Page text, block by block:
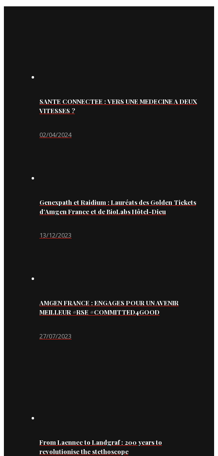
SANTE CONNECTEE : VERS UNE MEDECINE A DEUX
VITESSES ?
02/04/2024
Genexpath et Raidium : Lauréats des Golden Tickets
d’Amgen France et de BioLabs Hôtel-Dieu
13/12/2023
AMGEN FRANCE : ENGAGES POUR UN AVENIR
MEILLEUR #RSE #COMMITTED4GOOD
27/07/2023
From Laennec to Landgraf : 200 years to
revolutionise the stethoscope